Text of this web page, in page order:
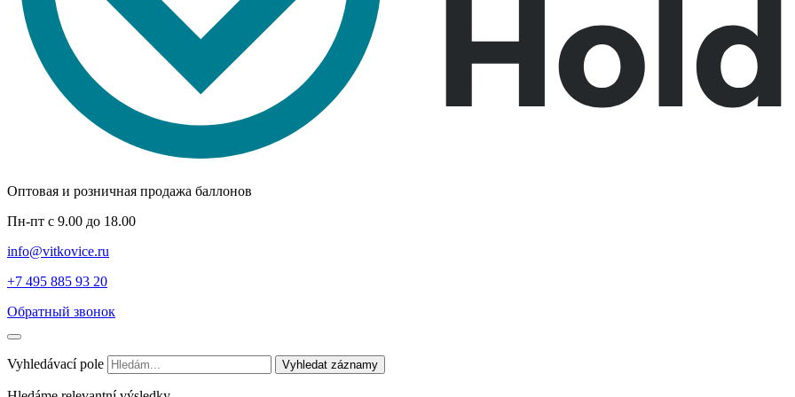
Оптовая и розничная продажа баллонов
Пн-пт с 9.00 до 18.00
info@vitkovice.ru
+7 495 885 93 20
Обратный звонок
Vyhledávací pole Vyhledat záznamy